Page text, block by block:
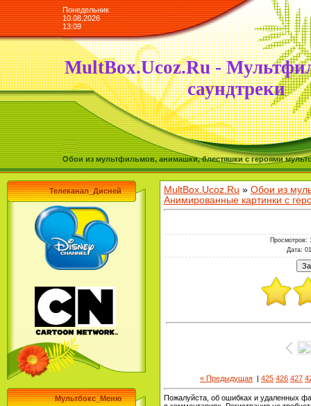
Понедельник
10.08.2026
13:09
MultBox.Ucoz.Ru -
саундтреки
Обои из мультфильмов, анимашки, блестяшки с героями
Телеканал_Дисней
Мультбокс_Меню
MultBox.Ucoz.Ru » Обои из
Анимированные картинки с
Просмотров:
Дата:
« Предыдущая | 425 426 427
Пожалуйста, об ошибках и удаленных